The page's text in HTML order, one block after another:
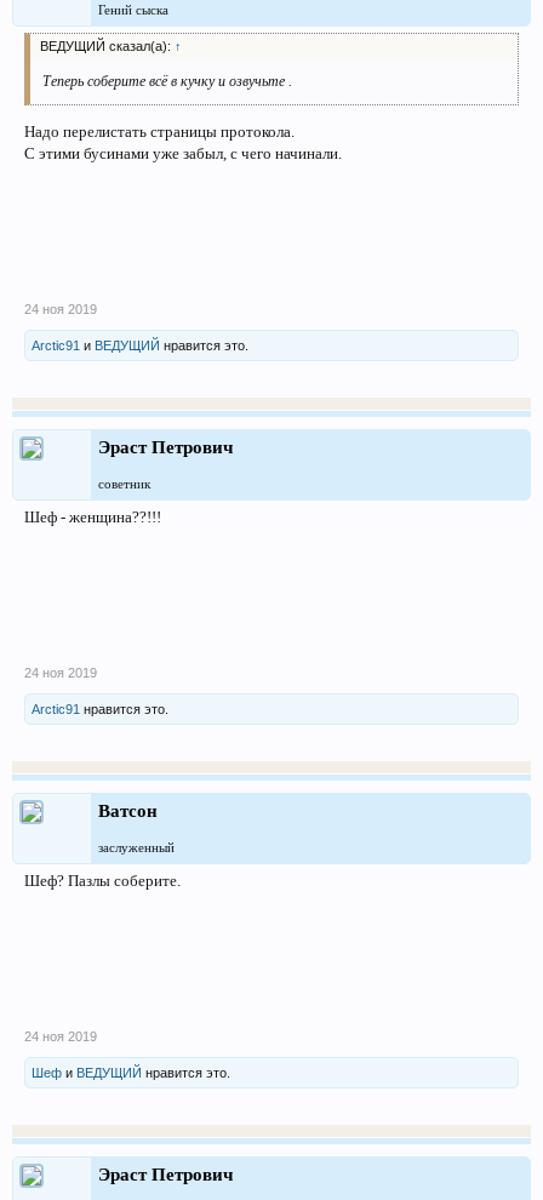
Гений сыска
ВЕДУЩИЙ сказал(а): ↑
Теперь соберите всё в кучку и озвучьте .
Надо перелистать страницы протокола.
С этими бусинами уже забыл, с чего начинали.
24 ноя 2019
Arctic91 и ВЕДУЩИЙ нравится это.
Эраст Петрович
советник
Шеф - женщина??!!!
24 ноя 2019
Arctic91 нравится это.
Ватсон
заслуженный
Шеф? Пазлы соберите.
24 ноя 2019
Шеф и ВЕДУЩИЙ нравится это.
Эраст Петрович